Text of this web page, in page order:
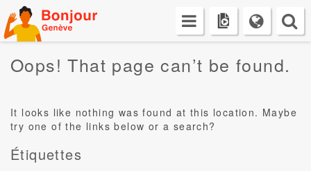
Skip
to
content
Oops! That page can’t be found.
It looks like nothing was found at this location. Maybe
try one of the links below or a search?
Étiquettes